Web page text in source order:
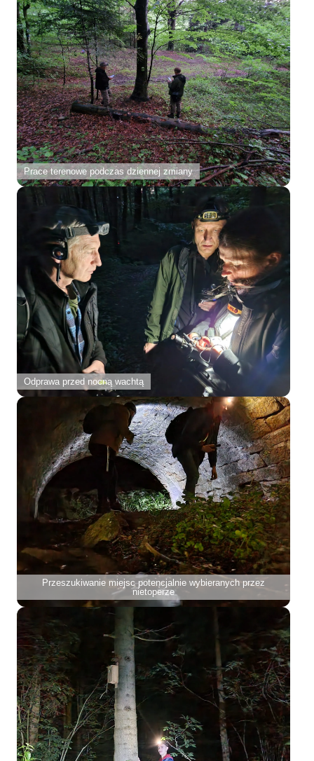
Prace terenowe podczas dziennej zmiany
Odprawa przed nocną wachtą
Przeszukiwanie miejsc potencjalnie wybieranych przez
nietoperze